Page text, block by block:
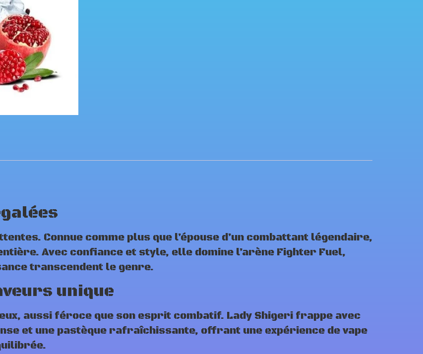
Connue comme plus que l’épouse d’un combattant légendaire,
Avec confiance et style, elle domine l’arène Fighter Fuel,
transcendent le genre.
unique
aussi féroce que son esprit combatif. Lady Shigeri frappe avec
et une pastèque rafraîchissante, offrant une expérience de vape